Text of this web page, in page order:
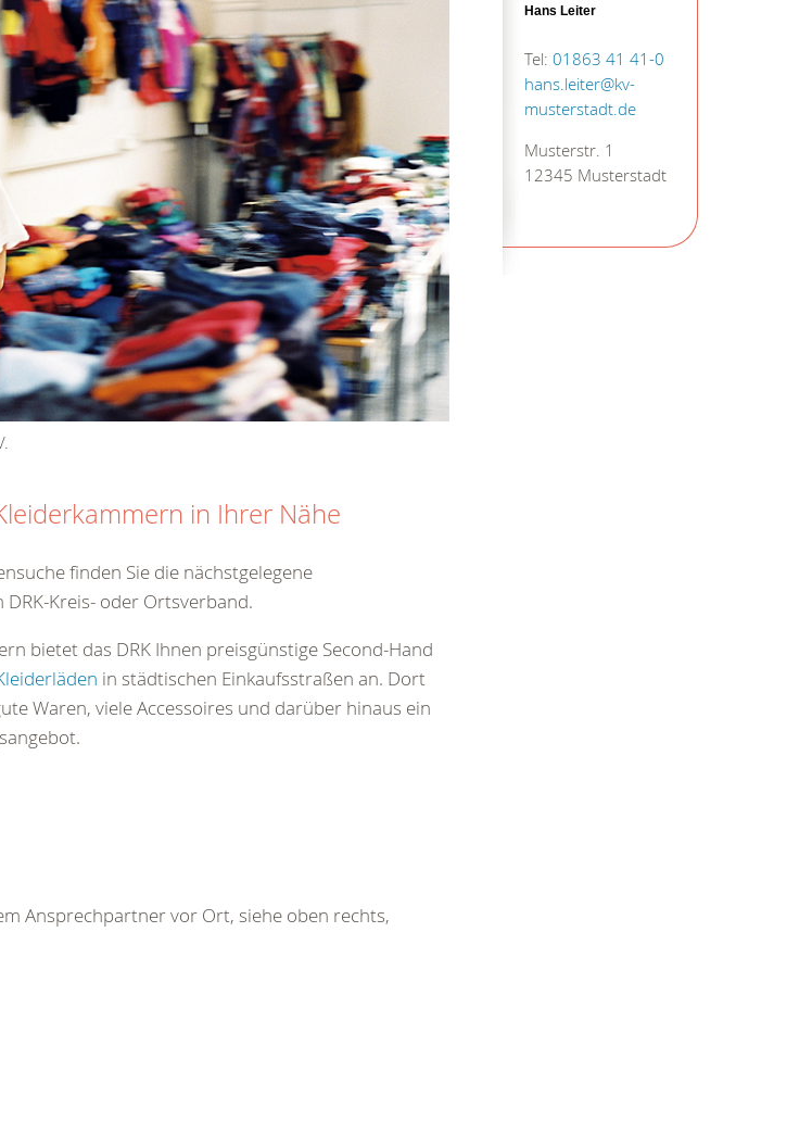
Hans Leiter
Tel: 01863 41 41-0
hans.leiter@kv-
musterstadt.de
Musterstr. 1
12345 Musterstadt
in Ihrer Nähe
finden Sie die nächstgelegene
Kreis- oder Ortsverband.
bietet das DRK Ihnen preisgünstige Second-Hand
in städtischen Einkaufsstraßen an. Dort
Waren, viele Accessoires und darüber hinaus ein
Ansprechpartner vor Ort, siehe oben rechts,